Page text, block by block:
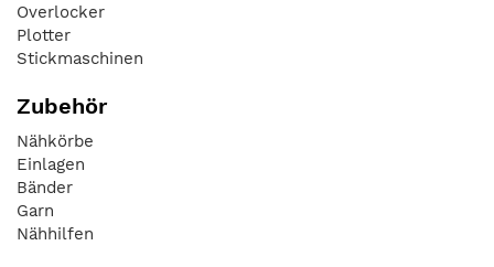
Overlocker
Plotter
Stickmaschinen
Zubehör
Nähkörbe
Einlagen
Bänder
Garn
Nähhilfen